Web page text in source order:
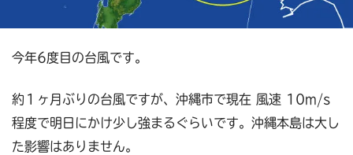
今年6度目の台風です。
約１ヶ月ぶりの台風ですが、沖縄市で現在 風速 10m/s
程度で明日にかけ少し強まるぐらいです。沖縄本島は大し
た影響はありません。